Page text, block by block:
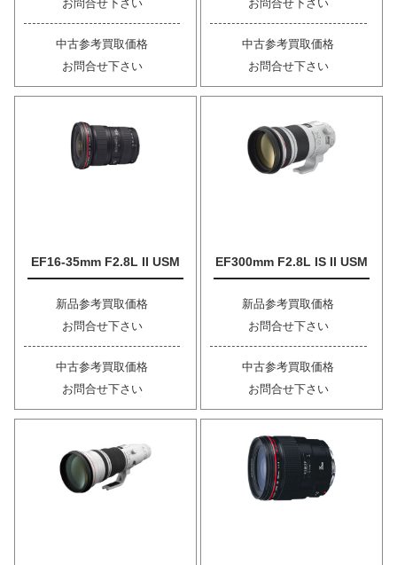
お問合せ下さい
中古参考買取価格
お問合せ下さい
お問合せ下さい
中古参考買取価格
お問合せ下さい
EF16-35mm F2.8L II USM
新品参考買取価格
お問合せ下さい
中古参考買取価格
お問合せ下さい
EF300mm F2.8L IS II USM
新品参考買取価格
お問合せ下さい
中古参考買取価格
お問合せ下さい